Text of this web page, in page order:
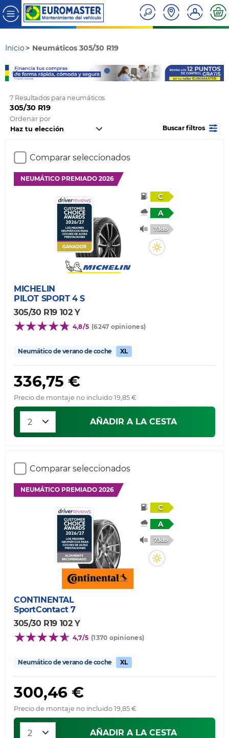
Inicio Neumáticos 305/30 R19
7 Resultados para neumáticos
305/30 R19
Ordenar por
Buscar filtros
Comparar seleccionados
NEUMÁTICO PREMIADO 2026
C
A
73db
MICHELIN
PILOT SPORT 4 S
305/30 R19 102 Y
4,8/5 (6247 opiniones)
Neumático de verano de coche XL
336,75 €
Precio de montaje no incluido 19,85 €
AÑADIR A LA CESTA
Comparar seleccionados
NEUMÁTICO PREMIADO 2026
C
A
73db
CONTINENTAL
SportContact 7
305/30 R19 102 Y
4,7/5 (1370 opiniones)
Neumático de verano de coche XL
300,46 €
Precio de montaje no incluido 19,85 €
AÑADIR A LA CESTA